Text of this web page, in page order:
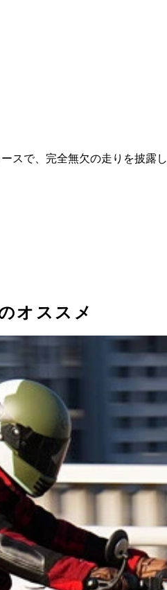
て飛び散ったタイヤ片がこび
があるレースで、完全無欠の
で、完全無欠の走りを披露
オススメ